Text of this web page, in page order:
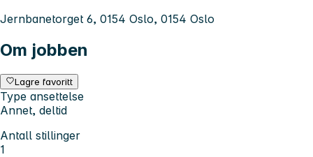
Jernbanetorget 6, 0154 Oslo, 0154 Oslo
Om jobben
Lagre favoritt
Type ansettelse
Annet, deltid
Antall stillinger
1